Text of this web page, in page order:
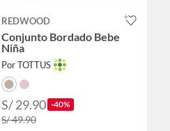
REDWOOD
Conjunto Bordado Bebe
Niña
Por TOTTUS
S/ 29.90 -40%
S/ 49.90